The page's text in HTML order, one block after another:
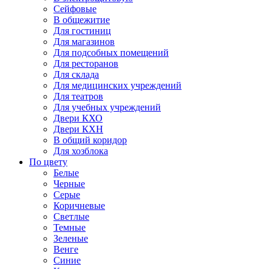
Сейфовые
В общежитие
Для гостиниц
Для магазинов
Для подсобных помещений
Для ресторанов
Для склада
Для медицинских учреждений
Для театров
Для учебных учреждений
Двери КХО
Двери КХН
В общий коридор
Для хозблока
По цвету
Белые
Черные
Серые
Коричневые
Светлые
Темные
Зеленые
Венге
Синие